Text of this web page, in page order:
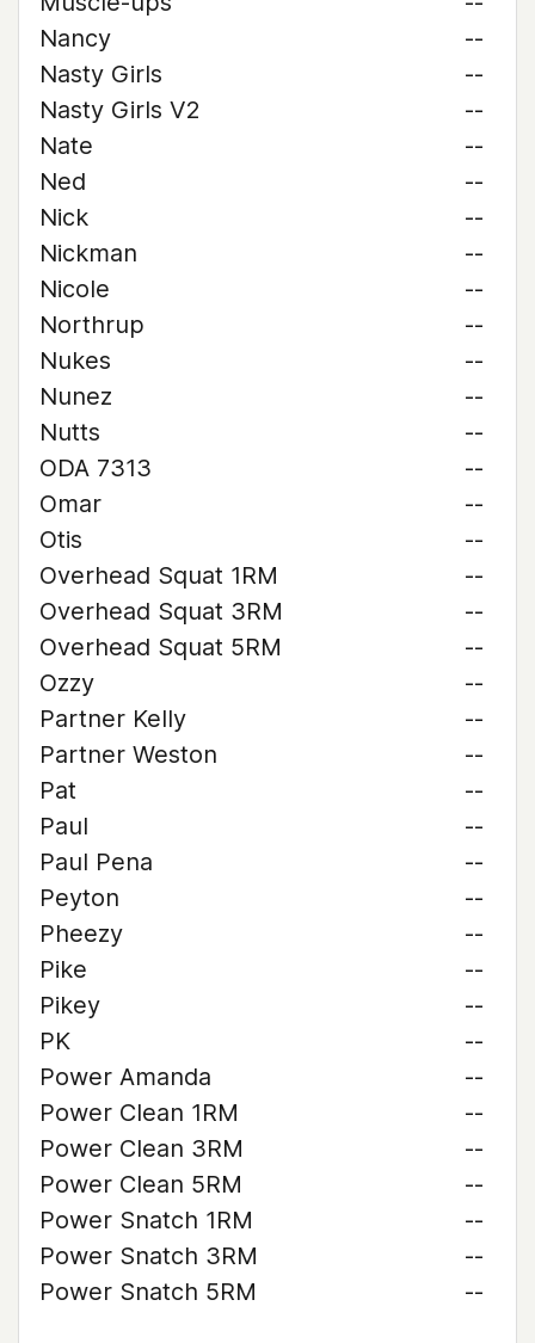
Nancy
--
Nasty Girls
--
Nasty Girls V2
--
Nate
--
Ned
--
Nick
--
Nickman
--
Nicole
--
Northrup
--
Nukes
--
Nunez
--
Nutts
--
ODA 7313
--
Omar
--
Otis
--
Overhead Squat 1RM
--
Overhead Squat 3RM
--
Overhead Squat 5RM
--
Ozzy
--
Partner Kelly
--
Partner Weston
--
Pat
--
Paul
--
Paul Pena
--
Peyton
--
Pheezy
--
Pike
--
Pikey
--
PK
--
Power Amanda
--
Power Clean 1RM
--
Power Clean 3RM
--
Power Clean 5RM
--
Power Snatch 1RM
--
Power Snatch 3RM
--
Power Snatch 5RM
--